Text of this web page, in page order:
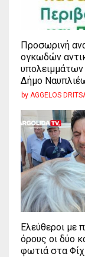
Προσωρινή
ογκωδών
Δήμο
by AGGELOS
Ελεύθεροι με
όρους οι δύο
φωτιά στα